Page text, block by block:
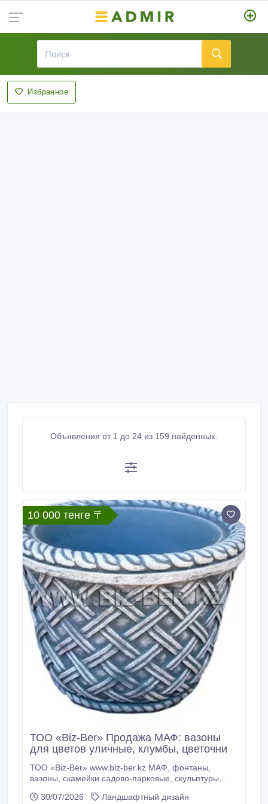
Избранное
Объявления от 1 до 24 из 159 найденных.
10 000 тенге 〒
ТОО «Biz-Ber» Продажа МАФ: вазоны
для цветов уличные, клумбы, цветочни
ТОО «Biz-Ber» www.biz-ber.kz МАФ, фонтаны,
вазоны, скамейки садово-парковые, скульптуры
формы, садово-парковые архитектурные элементы,
30/07/2026
Ландшафтный дизайн